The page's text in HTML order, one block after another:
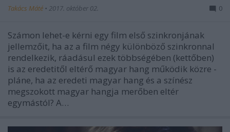
Takács Máté • 2017. október 02. 0
Számon lehet-e kérni egy film első szinkronjának
jellemzőit, ha az a film négy különböző szinkronnal
rendelkezik, ráadásul ezek többségében (kettőben)
is az eredetitől eltérő magyar hang működik közre -
pláne, ha az eredeti magyar hang és a színész
megszokott magyar hangja merőben eltér
egymástól? A…